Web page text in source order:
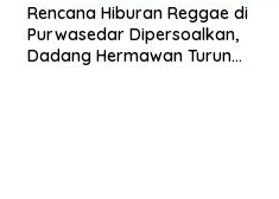
Rencana Hiburan Reggae di
Purwasedar Dipersoalkan,
Dadang Hermawan Turun